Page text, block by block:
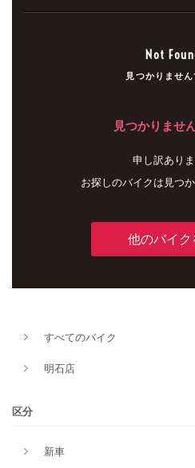
Not
見つかりません
見つかりませ
申し訳ありま
お探しのバイクは見つ
他のバイク
すべてのバイク
明石店
区分
新車
新車
タイプ